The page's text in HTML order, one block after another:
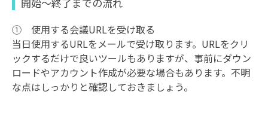
① 使用する会議URLを受け取る
当日使用するURLをメールで受け取ります。URLをクリ
ックするだけで良いツールもありますが、事前にダウン
ロードやアカウント作成が必要な場合もあります。不明
な点はしっかりと確認しておきましょう。